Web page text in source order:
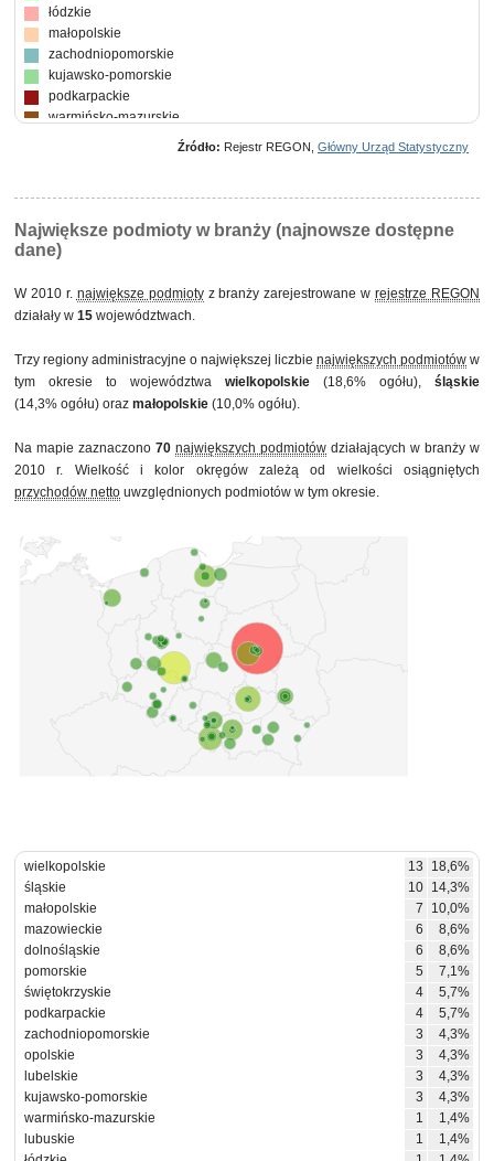
łódzkie
małopolskie
zachodniopomorskie
kujawsko-pomorskie
podkarpackie
warmińsko-mazurskie
lubuskie
podlaskie
Źródło: Rejestr REGON, Główny Urząd Statystyczny
Największe podmioty w branży (najnowsze dostępne
dane)
W 2010 r. największe podmiotyz branży zarejestrowane wrejestrze REGON
działały w 15 województwach.
Trzy regiony administracyjne o największej liczbie największych podmiotów w
tym okresie to województwa wielkopolskie (18,6% ogółu), śląskie
(14,3% ogółu) oraz małopolskie (10,0% ogółu).
Na mapie zaznaczono 70 największych podmiotów działających w branży w
2010 r. Wielkość i kolor okręgów zależą od wielkości osiągniętych
przychodów netto uwzględnionych podmiotów w tym okresie.
wielkopolskie 13
18,6%
śląskie
10 14,3%
małopolskie
7
10,0%
mazowieckie
6
8,6%
dolnośląskie
6
8,6%
pomorskie
5
7,1%
świętokrzyskie
4
5,7%
podkarpackie
4
5,7%
zachodniopomorskie
3
4,3%
opolskie
3
4,3%
lubelskie
3
4,3%
kujawsko-pomorskie
3
4,3%
warmińsko-mazurskie
1
1,4%
lubuskie
1
1,4%